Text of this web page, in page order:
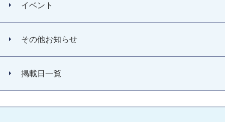
イベント
その他お知らせ
掲載日一覧